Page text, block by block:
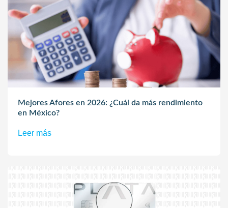
Mejores Afores en 2026: ¿Cuál da más rendimiento
en México?
Leer más